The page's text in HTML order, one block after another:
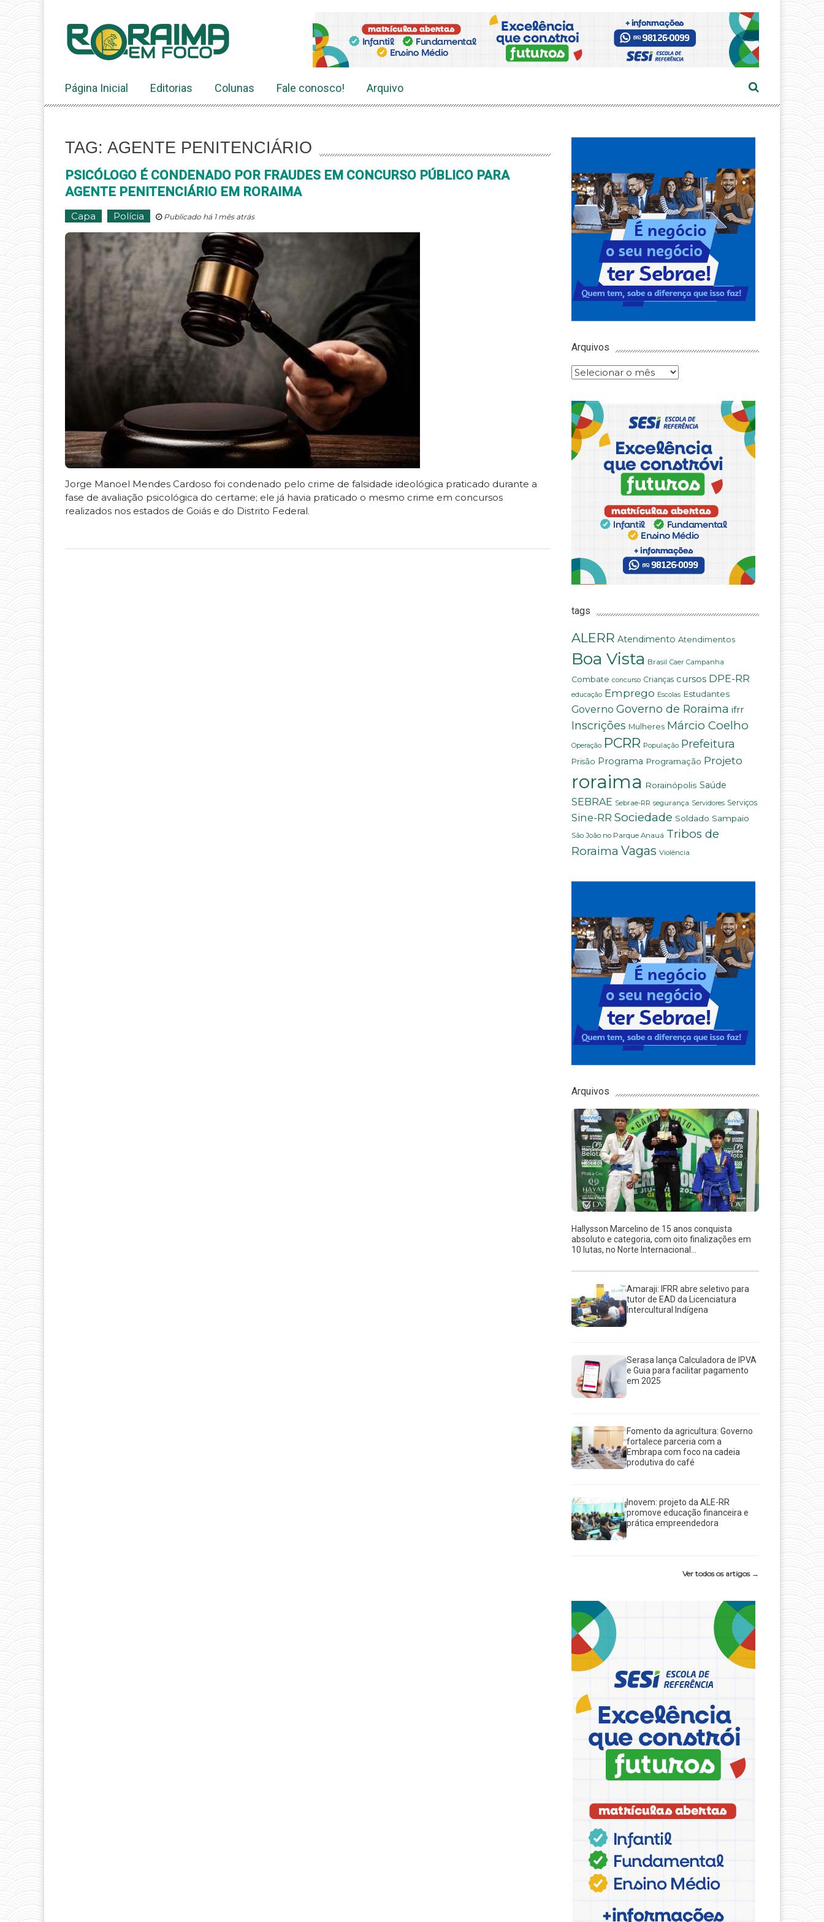
conteúdo
Página Inicial Editorias Colunas Fale conosco! Arquivo
TAG: AGENTE PENITENCIÁRIO
PSICÓLOGO É CONDENADO POR FRAUDES EM CONCURSO PÚBLICO PARA
AGENTE PENITENCIÁRIO EM RORAIMA
Capa Polícia Publicado há 1 mês atrás
Jorge Manoel Mendes Cardoso foi condenado pelo crime de falsidade ideológica praticado durante a
fase de avaliação psicológica do certame; ele já havia praticado o mesmo crime em concursos
realizados nos estados de Goiás e do Distrito Federal.
Arquivos
Arquivos
tags
ALERR Atendimento Atendimentos
Boa Vista Brasil Caer Campanha
Combate concurso Crianças cursos DPE-RR
educação Emprego Escolas Estudantes
Governo Governo de Roraima ifrr
Inscrições Mulheres Márcio Coelho
Operação PCRR População Prefeitura
Prisão Programa Programação Projeto
roraima Rorainópolis Saúde
SEBRAE Sebrae-RR segurança Servidores Serviços
Sine-RR Sociedade Soldado Sampaio
São João no Parque Anauá Tribos de
Roraima Vagas Violência
Arquivos
Hallysson Marcelino de 15 anos conquista
absoluto e categoria, com oito finalizações em
10 lutas, no Norte Internacional...
Amaraji: IFRR abre seletivo para
tutor de EAD da Licenciatura
Intercultural Indígena
Serasa lança Calculadora de IPVA
e Guia para facilitar pagamento
em 2025
Fomento da agricultura: Governo
fortalece parceria com a
Embrapa com foco na cadeia
produtiva do café
Inovem: projeto da ALE-RR
promove educação financeira e
prática empreendedora
Ver todos os artigos →